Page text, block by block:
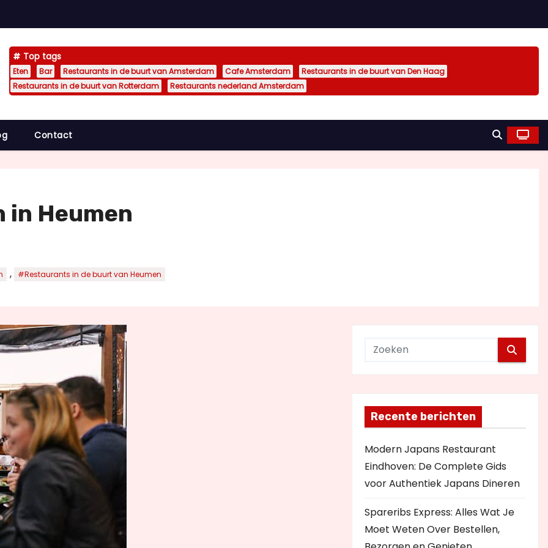
Top tags
Eten Bar Restaurants in de buurt van Amsterdam Cafe Amsterdam
Restaurants in de buurt van Den Haag
Restaurants in de buurt van Rotterdam
Restaurants nederland Amsterdam
Contact
in Heumen
, #Restaurants in de buurt van Heumen
Recente berichten
Modern Japans Restaurant
Eindhoven: De Complete Gids
voor Authentiek Japans Dineren
Spareribs Express: Alles Wat Je
Moet Weten Over Bestellen,